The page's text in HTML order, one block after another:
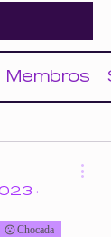
Membros
·
Chocada